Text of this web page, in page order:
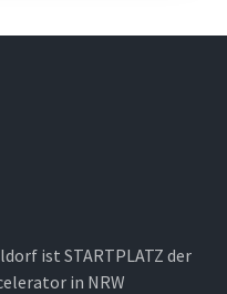
ist STARTPLATZ der
in NRW